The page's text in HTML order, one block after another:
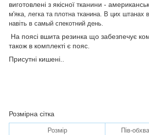
виготовлені з якісної тканини -
м'яка, легка та плотна тканина. В цих штанах
навіть в самый спекотний день.
На поясі вшита резинка що забезпечує
також в комплекті є пояс.
Присутні кишені..
Розмірна сітка
Розмір Пів-